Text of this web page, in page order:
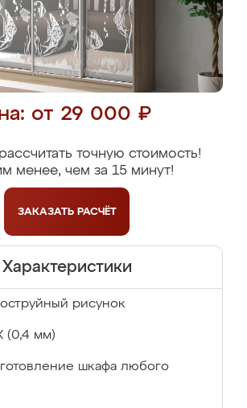
от 29 000 ₽
точную стоимость!
менее, чем за 15 минут!
ЗАКАЗАТЬ РАСЧЁТ
Характеристики
рисунок
(0,4 мм)
шкафа любого